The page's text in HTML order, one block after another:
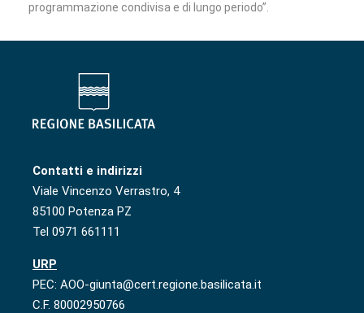
programmazione condivisa e di lungo periodo”.
Contatti e indirizzi
Viale Vincenzo Verrastro, 4
85100 Potenza PZ
Tel 0971 661111
URP
PEC: AOO-giunta@cert.regione.basilicata.it
C.F. 80002950766